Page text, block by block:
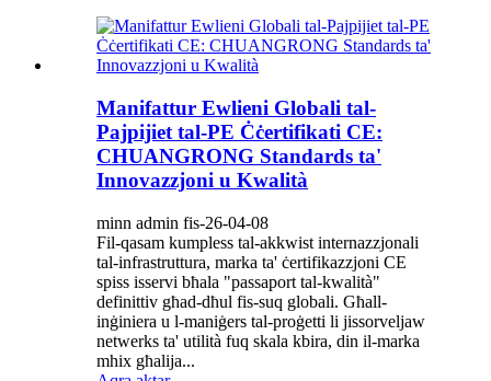
Manifattur Ewlieni Globali tal-
Pajpijiet tal-PE Ċċertifikati CE:
CHUANGRONG Standards ta'
Innovazzjoni u Kwalità
minn admin fis-26-04-08
Fil-qasam kumpless tal-akkwist internazzjonali
tal-infrastruttura, marka ta' ċertifikazzjoni CE
spiss isservi bħala "passaport tal-kwalità"
definittiv għad-dħul fis-suq globali. Għall-
inġiniera u l-maniġers tal-proġetti li jissorveljaw
netwerks ta' utilità fuq skala kbira, din il-marka
mhix għalija...